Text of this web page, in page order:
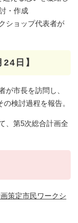
・作成
ショップ代表者が
日】
が市長を訪問し、
検討過程を報告。
、第5次総合計画全
策定市民ワークシ